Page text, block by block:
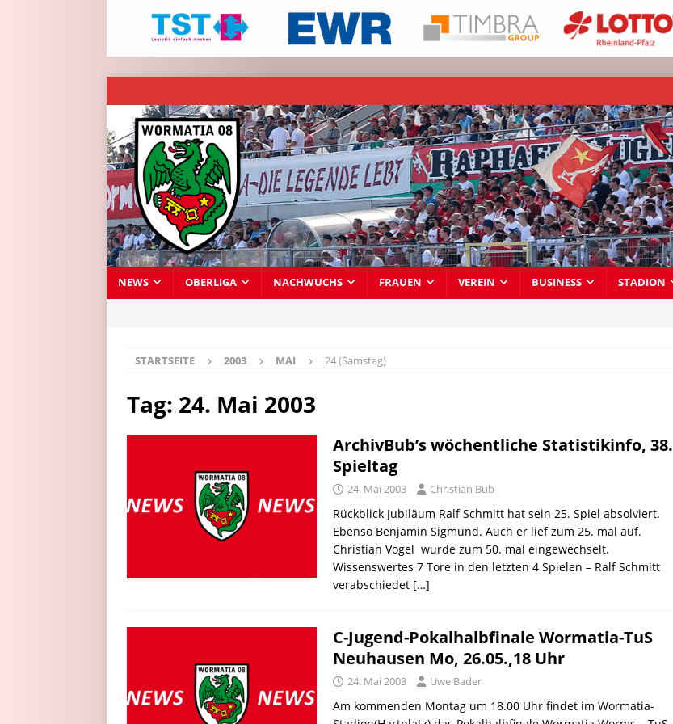
NEWS OBERLIGA NACHWUCHS FRAUEN VEREIN BUSINESS STADION
STARTSEITE 2003 MAI 24 (Samstag)
Tag: 24. Mai 2003
ArchivBub’s wöchentliche Statistikinfo, 38.
Spieltag
24. Mai 2003 Christian Bub
Rückblick Jubiläum Ralf Schmitt hat sein 25. Spiel absolviert.
Ebenso Benjamin Sigmund. Auch er lief zum 25. mal auf.
Christian Vogel wurde zum 50. mal eingewechselt.
Wissenswertes 7 Tore in den letzten 4 Spielen – Ralf Schmitt
verabschiedet […]
C-Jugend-Pokalhalbfinale Wormatia-TuS
Neuhausen Mo, 26.05.,18 Uhr
24. Mai 2003 Uwe Bader
Am kommenden Montag um 18.00 Uhr findet im Wormatia-